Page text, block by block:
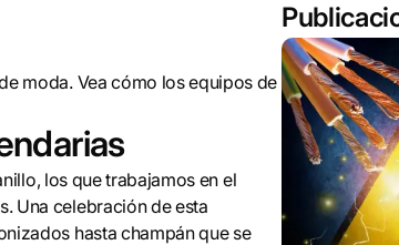
moda. Vea cómo los equipos de
los que trabajamos en el
Una celebración de esta
hasta champán que se